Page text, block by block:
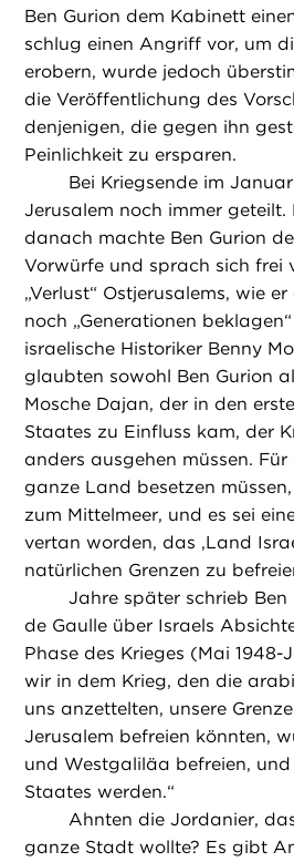
Ben Gurion dem Kabinett
schlug einen Angriff vor, um
erobern, wurde jedoch
die Veröffentlichung des
denjenigen, die gegen ihn
Peinlichkeit zu ersparen.
Bei Kriegsende im
Jerusalem noch immer geteilt.
danach machte Ben Gurion
Vorwürfe und sprach sich frei
„Verlust“ Ostjerusalems, wie
noch „Generationen
israelische Historiker Benny
glaubten sowohl Ben Gurion
Mosche Dajan, der in den
Staates zu Einfluss kam, der
anders ausgehen müssen.
ganze Land besetzen
zum Mittelmeer, und es sei
vertan worden, das ,Land
natürlichen Grenzen zu
Jahre später schrieb Ben
de Gaulle über Israels
Phase des Krieges (Mai 1948-
wir in dem Krieg, den die
uns anzettelten, unsere
Jerusalem befreien könnten,
und Westgaliläa befreien, und
Staates werden.“
Ahnten die Jordanier,
ganze Stadt wollte? Es gibt